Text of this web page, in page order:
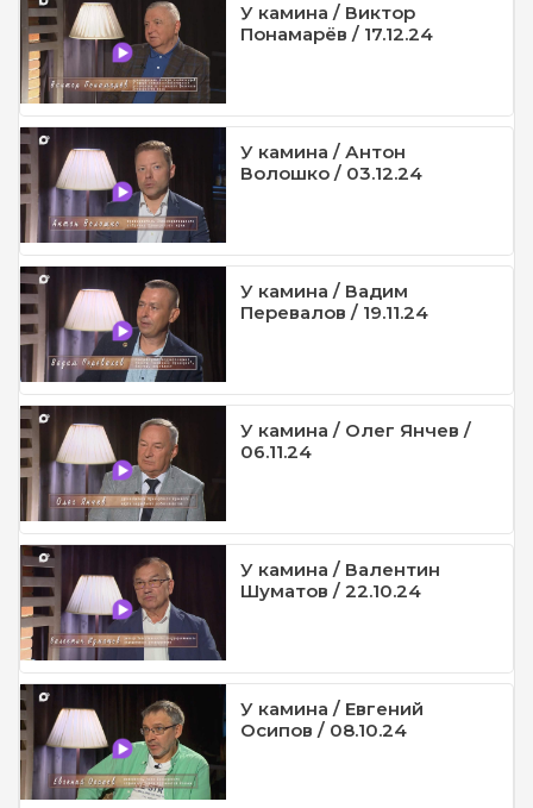
У камина / Виктор
Понамарёв / 17.12.24
У камина / Антон
Волошко / 03.12.24
У камина / Вадим
Перевалов / 19.11.24
У камина / Олег Янчев /
06.11.24
У камина / Валентин
Шуматов / 22.10.24
У камина / Евгений
Осипов / 08.10.24